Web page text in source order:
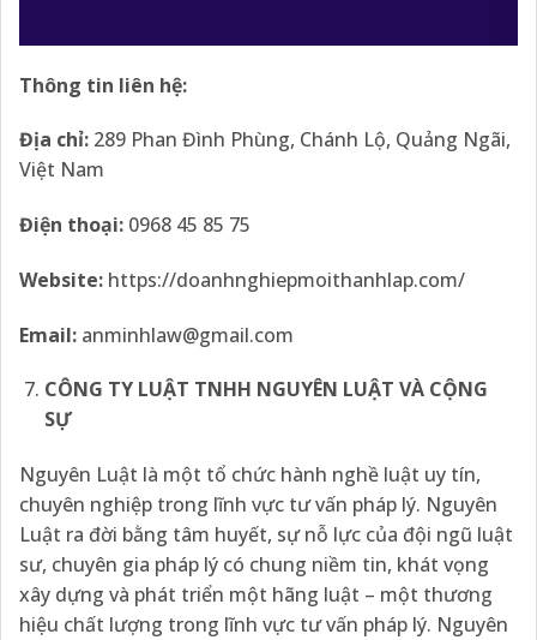
Thông tin liên hệ:
Địa chỉ: 289 Phan Đình Phùng, Chánh Lộ, Quảng Ngãi,
Việt Nam
Điện thoại: 0968 45 85 75
Website: https://doanhnghiepmoithanhlap.com/
Email: anminhlaw@gmail.com
CÔNG TY LUẬT TNHH NGUYÊN LUẬT VÀ CỘNG
SỰ
Nguyên Luật là một tổ chức hành nghề luật uy tín,
chuyên nghiệp trong lĩnh vực tư vấn pháp lý. Nguyên
Luật ra đời bằng tâm huyết, sự nỗ lực của đội ngũ luật
sư, chuyên gia pháp lý có chung niềm tin, khát vọng
xây dựng và phát triển một hãng luật – một thương
hiệu chất lượng trong lĩnh vực tư vấn pháp lý. Nguyên